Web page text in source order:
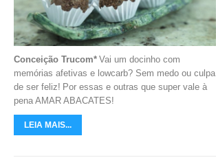
Conceição Trucom* Vai um docinho com
memórias afetivas e lowcarb? Sem medo ou culpa
de ser feliz! Por essas e outras que super vale à
pena AMAR ABACATES!
LEIA MAIS...